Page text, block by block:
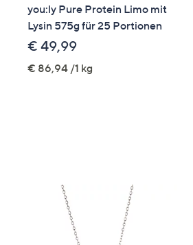
you:ly Pure Protein Limo mit
Lysin 575g für 25 Portionen
€ 49,99
€ 86,94 /1 kg